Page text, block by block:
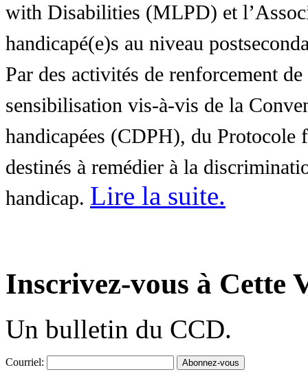
with Disabilities (MLPD) et
handicapé(e)s au niveau
Par des activités de renforcement
sensibilisation vis-à-vis de la
handicapées (CDPH), du Protocole
destinés à remédier à la
handicap. Lire la suite.
Inscrivez-vous à Cette
Un bulletin du CCD.
Courriel: